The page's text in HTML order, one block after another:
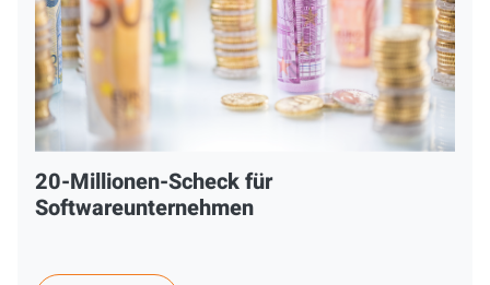
20-Millionen-Scheck für
Softwareunternehmen